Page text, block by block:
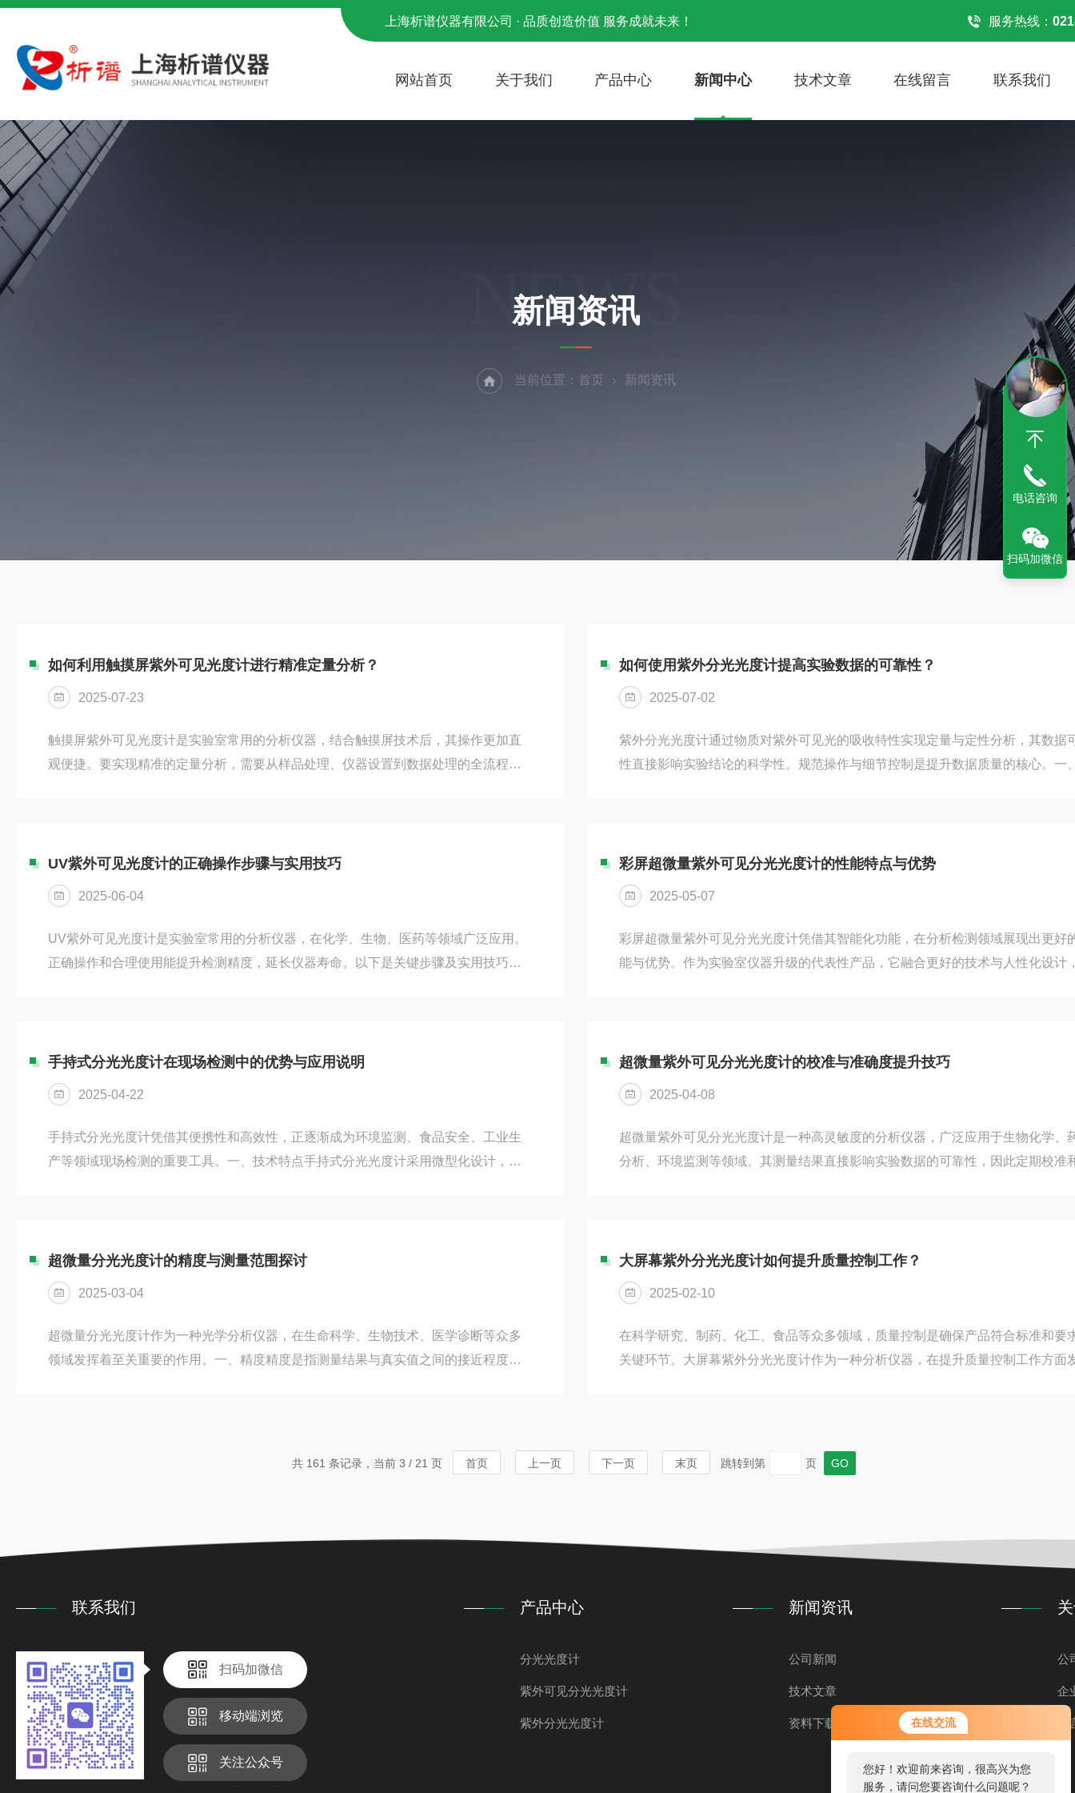
在线交流
您好！欢迎前来咨询，很高兴为您
服务，请问您要咨询什么问题呢？
上海析谱仪器有限公司 · 品质创造价值 服务成就未来！ 服务热线：
网站首页 关于我们 产品中心 新闻中心 技术文章 在线留言 联系我们
NEWS
新闻资讯
当前位置： 首页 新闻资讯
如何利用触摸屏紫外可见光度计进行精准定量分析？
2025-07-23
触摸屏紫外可见光度计是实验室常用的分析仪器，结合触摸屏技术后，其操作更加直
观便捷。要实现精准的定量分析，需要从样品处理、仪器设置到数据处理的全流程进
装样。二、仪器校准与设置开机后需进行基线校正，选择合适的波长范围。使用标准
溶液建立校准曲线时，应覆盖待测样品的...
如何使用紫外分光光度计提高实验数据的可靠性？
2025-07-02
紫外分光光度计通过物质对紫外可见光的吸收特性实现定量与定性分析，其数据
性直接影响实验结论的科学性。规范操作与细节控制是提升数据质量的核心。一
吸光度。装样时需确保液面高度一致，避免气泡或挂壁导致光路散射。测量时将
皿平稳推入样品槽，减少倾斜引起...
UV紫外可见光度计的正确操作步骤与实用技巧
2025-06-04
UV紫外可见光度计是实验室常用的分析仪器，在化学、生物、医药等领域广泛应用。
正确操作和合理使用能提升检测精度，延长仪器寿命。以下是关键步骤及实用技巧总
进行基线校准，确保数据准确性。​​4、样品测量​​将待测样品注入比色皿，...
彩屏超微量紫外可见分光光度计的性能特点与优势
2025-05-07
彩屏超微量紫外可见分光光度计凭借其智能化功能，在分析检测领域展现出更好
能与优势。作为实验室仪器升级的代表性产品，它融合更好的技术与人性化设计
上手，缩短学习周期。智能化交互设计大幅提升了人机协作效率，特别适用于检
求频繁的实验室环境。​​二、...
手持式分光光度计在现场检测中的优势与应用说明
2025-04-22
手持式分光光度计凭借其便携性和高效性，正逐渐成为环境监测、食品安全、工业生
产等领域现场检测的重要工具。一、技术特点手持式分光光度计采用微型化设计，集
测的突出优势相比传统实验室分析仪器，它在现场检测中展现出优势：1、​​即时性优势​​
实现"样品到结果"的一站...
超微量紫外可见分光光度计的校准与准确度提升技巧
2025-04-08
超微量紫外可见分光光度计是一种高灵敏度的分析仪器，广泛应用于生物化学、
分析、环境监测等领域。其测量结果直接影响实验数据的可靠性，因此定期校准
基线校准，以消除溶剂或比色皿的背景干扰。使用与样品相同的溶剂进行空白扫
确保基线...
超微量分光光度计的精度与测量范围探讨
2025-03-04
超微量分光光度计作为一种光学分析仪器，在生命科学、生物技术、医学诊断等众多
领域发挥着至关重要的作用。一、精度精度是指测量结果与真实值之间的接近程度，
直接影响着分光精度。而检测器的灵敏度和线性度对于准确检测和转换光信号为电信
大屏幕紫外分光光度计如何提升质量控制工作？
2025-02-10
在科学研究、制药、化工、食品等众多领域，质量控制是确保产品符合标准和要
关键环节。大屏幕紫外分光光度计作为一种分析仪器，在提升质量控制工作方面
尔定律，吸光度与样品中待测物质的浓度成正比。通过测量样品在不同波长下的
度，并与已知浓度的标准溶液进行对比...
共 161 条记录，当前 3 / 21 页 首页 上一页 下一页 末页 跳转到第 页
联系我们
扫码加微信
移动端浏览
关注公众号
产品中心
分光光度计
紫外可见分光光度计
紫外分光光度计
新闻资讯
公司新闻
技术文章
资料下载
公
企
电话咨询
扫码加微信